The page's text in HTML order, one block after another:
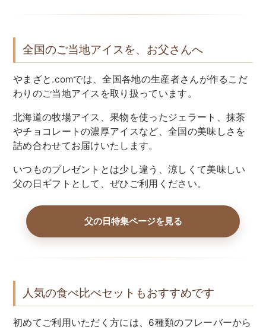
全国のご当地アイスを、お父さんへ
やまざと.comでは、全国各地の生産者さんが作るこだ
わりのご当地アイスを取り扱っています。
北海道の牧場アイス、果物を使ったジェラート、抹茶
やチョコレートの濃厚アイスなど、全国の美味しさを
詰め合わせてお届けいたします。
いつものプレゼントとは少し違う、涼しくて美味しい
父の日ギフトとして、ぜひご利用ください。
父の日特集ページを見る
人気の食べ比べセットもおすすめです
初めてご利用いただく方には、6種類のフレーバーから